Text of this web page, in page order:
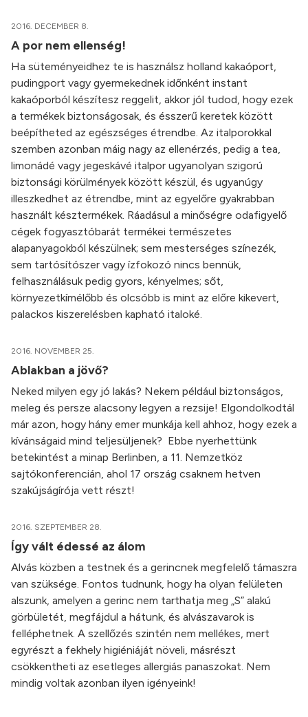
2016. DECEMBER 8.
A por nem ellenség!
Ha süteményeidhez te is használsz holland kakaóport,
pudingport vagy gyermekednek időnként instant
kakaóporból készítesz reggelit, akkor jól tudod, hogy ezek
a termékek biztonságosak, és ésszerű keretek között
beépítheted az egészséges étrendbe. Az italporokkal
szemben azonban máig nagy az ellenérzés, pedig a tea,
limonádé vagy jegeskávé italpor ugyanolyan szigorú
biztonsági körülmények között készül, és ugyanúgy
illeszkedhet az étrendbe, mint az egyelőre gyakrabban
használt késztermékek. Ráadásul a minőségre odafigyelő
cégek fogyasztóbarát termékei természetes
alapanyagokból készülnek; sem mesterséges színezék,
sem tartósítószer vagy ízfokozó nincs bennük,
felhasználásuk pedig gyors, kényelmes; sőt,
környezetkímélőbb és olcsóbb is mint az előre kikevert,
palackos kiszerelésben kapható italoké.
2016. NOVEMBER 25.
Ablakban a jövő?
Neked milyen egy jó lakás? Nekem például biztonságos,
meleg és persze alacsony legyen a rezsije! Elgondolkodtál
már azon, hogy hány emer munkája kell ahhoz, hogy ezek a
kívánságaid mind teljesüljenek? Ebbe nyerhettünk
betekintést a minap Berlinben, a 11. Nemzetköz
sajtókonferencián, ahol 17 ország csaknem hetven
szakújságírója vett részt!
2016. SZEPTEMBER 28.
Így vált édessé az álom
Alvás közben a testnek és a gerincnek megfelelő támaszra
van szüksége. Fontos tudnunk, hogy ha olyan felületen
alszunk, amelyen a gerinc nem tarthatja meg „S” alakú
görbületét, megfájdul a hátunk, és alvászavarok is
felléphetnek. A szellőzés szintén nem mellékes, mert
egyrészt a fekhely higiéniáját növeli, másrészt
csökkentheti az esetleges allergiás panaszokat. Nem
mindig voltak azonban ilyen igényeink!